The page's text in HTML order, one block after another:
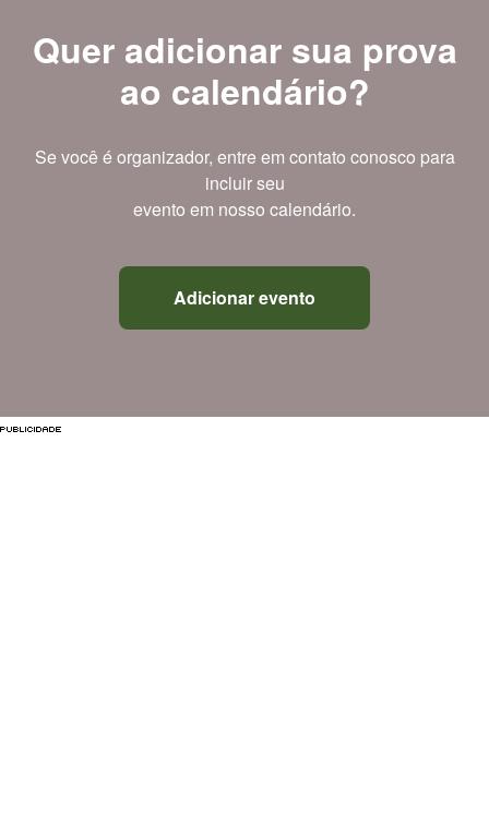
Quer adicionar sua prova
ao calendário?
Se você é organizador, entre em contato conosco para
incluir seu
evento em nosso calendário.
Adicionar evento